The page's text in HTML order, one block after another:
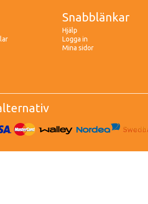
Snabblänkar
Hjälp
Logga in
Mina sidor